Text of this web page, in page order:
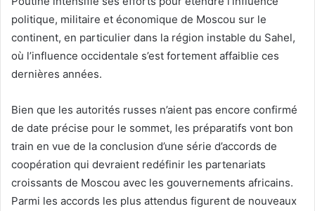
politique, militaire et économique de Moscou sur le
continent, en particulier dans la région instable du Sahel,
où l’influence occidentale s’est fortement affaiblie ces
dernières années.
Bien que les autorités russes n’aient pas encore confirmé
de date précise pour le sommet, les préparatifs vont bon
train en vue de la conclusion d’une série d’accords de
coopération qui devraient redéfinir les partenariats
croissants de Moscou avec les gouvernements africains.
Parmi les accords les plus attendus figurent de nouveaux